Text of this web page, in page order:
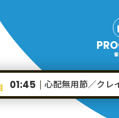
01:45 心配無用節／クレ